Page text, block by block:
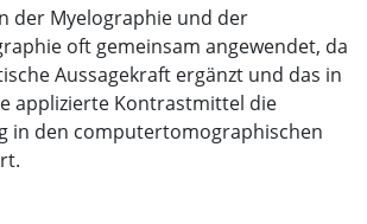
der Myelographie und der
oft gemeinsam angewendet, da
Aussagekraft ergänzt und das in
applizierte Kontrastmittel die
in den computertomographischen